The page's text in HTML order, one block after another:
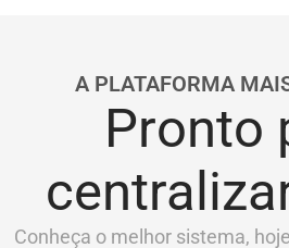
A PLATAFORMA
Pronto
Conheça o melhor sistema,